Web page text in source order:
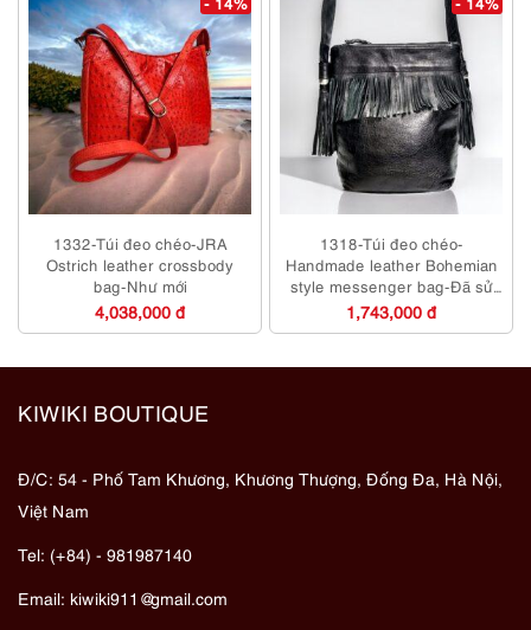
1332-Túi đeo chéo-JRA
Ostrich leather crossbody
bag-Như mới
4,038,000 đ
1318-Túi đeo chéo-
Handmade leather Bohemian
style messenger bag-Đã sử
dụng/Khá sạch
1,743,000 đ
KIWIKI BOUTIQUE
Đ/C: 54 - Phố Tam Khương, Khương Thượng, Đống Đa, Hà Nội,
Việt Nam
Tel: (+84) - 981987140
Email: kiwiki911@gmail.com